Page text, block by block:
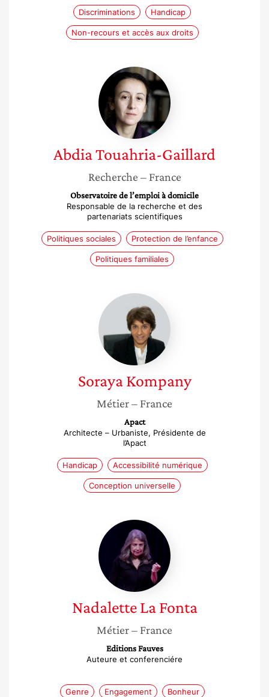
Discriminations Handicap
Non-recours et accès aux droits
Abdia
Touahria-
Gaillard
AbdiaTouahria-Gaillard
Recherche – France
Observatoire de l’emploi à domicile
Responsable de la recherche et des
partenariats scientifiques
Politiques sociales Protection de l’enfance
Politiques familiales
Soraya
Kompany
Soraya Kompany
Métier– France
Apact
Architecte – Urbaniste, Présidente de
l’Apact
Handicap Accessibilité numérique
Conception universelle
Nadalette
La
Fonta
Nadalette La Fonta
Métier– France
Editions Fauves
Auteure et conferenciére
Genre Engagement Bonheur